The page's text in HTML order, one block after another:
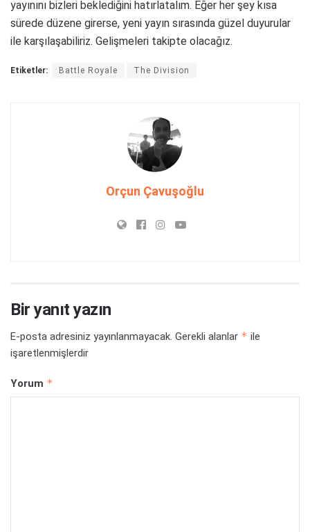
yayınını bizleri beklediğini hatırlatalım. Eğer her şey kısa
sürede düzene girerse, yeni yayın sırasında güzel duyurular
ile karşılaşabiliriz. Gelişmeleri takipte olacağız.
Etiketler: Battle Royale The Division
Orçun Çavuşoğlu
Bir yanıt yazın
E-posta adresiniz yayınlanmayacak. Gerekli alanlar * ile
işaretlenmişlerdir
Yorum *